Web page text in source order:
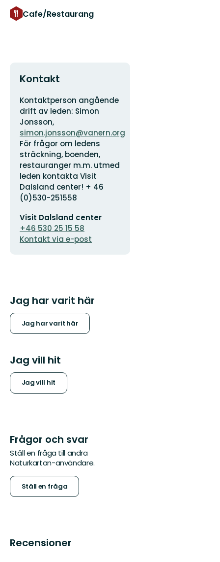
Cafe/Restaurang
Kontakt
Adress
Kontaktperson angående
drift av leden: Simon
Jonsson,
simon.jonsson@vanern.org
För frågor om ledens
sträckning, boenden,
restauranger m.m. utmed
leden kontakta Visit
Dalsland center! + 46
(0)530-251558
postadress
Visit Dalsland center
+46 530 25 15 58
Kontakt via e-post
Jag har varit här
Jag har varit här
Jag vill hit
Jag vill hit
Frågor och svar
Ställ en fråga till andra
Naturkartan-användare.
Ställ en fråga
Recensioner